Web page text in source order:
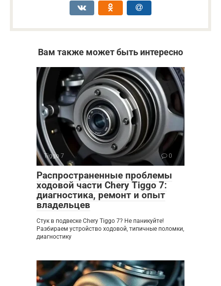
Вам также может быть интересно
Tiggo 7 0
Распространенные проблемы
ходовой части Chery Tiggo 7:
диагностика, ремонт и опыт
владельцев
Стук в подвеске Chery Tiggo 7? Не паникуйте!
Разбираем устройство ходовой, типичные поломки,
диагностику